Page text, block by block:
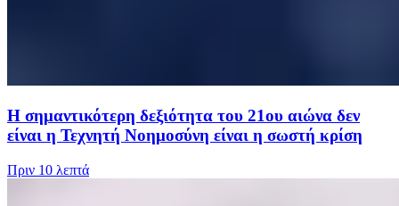
Η σημαντικότερη δεξιότητα του 21ου αιώνα δεν
είναι η Τεχνητή Νοημοσύνη είναι η σωστή κρίση
Πριν 10 λεπτά